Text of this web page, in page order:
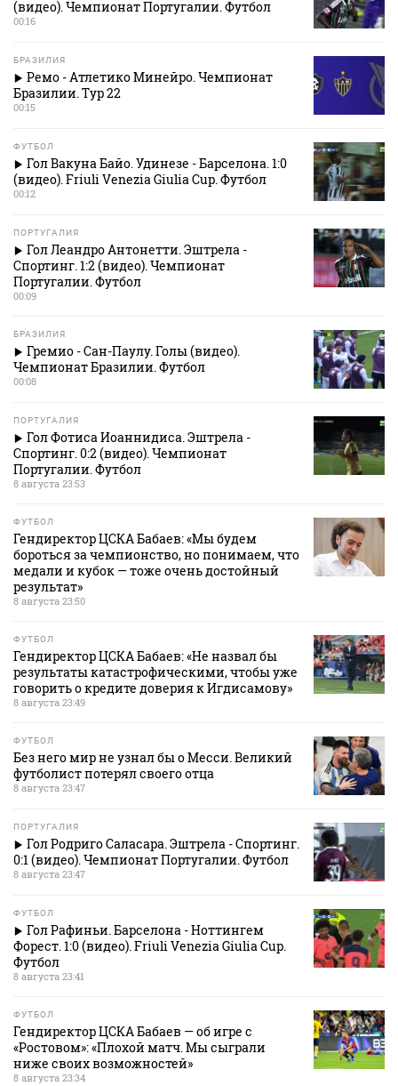
(видео). Чемпионат Португалии. Футбол
00:16
БРАЗИЛИЯ
Ремо - Атлетико Минейро. Чемпионат
Бразилии. Тур 22
00:15
ФУТБОЛ
Гол Вакуна Байо. Удинезе - Барселона. 1:0
(видео). Friuli Venezia Giulia Cup. Футбол
00:12
ПОРТУГАЛИЯ
Гол Леандро Антонетти. Эштрела -
Спортинг. 1:2 (видео). Чемпионат
Португалии. Футбол
00:09
БРАЗИЛИЯ
Гремио - Сан-Паулу. Голы (видео).
Чемпионат Бразилии. Футбол
00:08
ПОРТУГАЛИЯ
Гол Фотиса Иоаннидиса. Эштрела -
Спортинг. 0:2 (видео). Чемпионат
Португалии. Футбол
8 августа 23:53
ФУТБОЛ
Гендиректор ЦСКА Бабаев: «Мы будем
бороться за чемпионство, но понимаем, что
медали и кубок — тоже очень достойный
результат»
8 августа 23:50
ФУТБОЛ
Гендиректор ЦСКА Бабаев: «Не назвал бы
результаты катастрофическими, чтобы уже
говорить о кредите доверия к Игдисамову»
8 августа 23:49
ФУТБОЛ
Без него мир не узнал бы о Месси. Великий
футболист потерял своего отца
8 августа 23:47
ПОРТУГАЛИЯ
Гол Родриго Саласара. Эштрела - Спортинг.
0:1 (видео). Чемпионат Португалии. Футбол
8 августа 23:47
ФУТБОЛ
Гол Рафиньи. Барселона - Ноттингем
Форест. 1:0 (видео). Friuli Venezia Giulia Cup.
Футбол
8 августа 23:41
ФУТБОЛ
Гендиректор ЦСКА Бабаев — об игре с
«Ростовом»: «Плохой матч. Мы сыграли
ниже своих возможностей»
8 августа 23:34